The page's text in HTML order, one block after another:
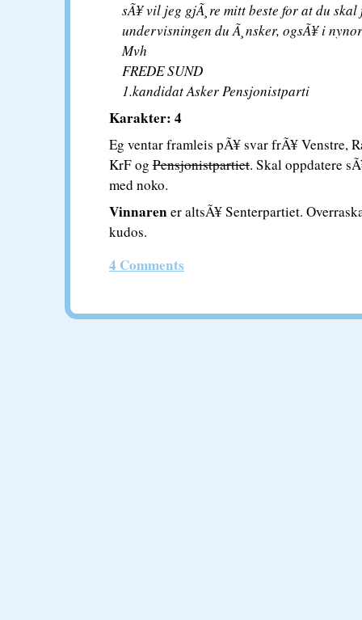
sÃ¥ vil jeg gjÃ¸re mitt beste for at du skal
undervisningen du Ã¸nsker, ogsÃ¥ i
Mvh
FREDE SUND
1.kandidat Asker Pensjonistparti
Karakter: 4
Eg ventar framleis pÃ¥ svar frÃ¥ Venstre,
KrF og Pensjonistpartiet. Skal oppdatere
med noko.
Vinnarener altsÃ¥ Senterpartiet.
kudos.
4 Comments